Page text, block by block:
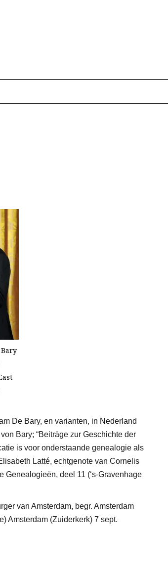
De Bary, en varianten, in Nederland
Bary; “Beiträge zur Geschichte der
is voor onderstaande genealogie als
Latté, echtgenote van Cornelis
Genealogieën, deel 11 (‘s-Gravenhage
van Amsterdam, begr. Amsterdam
Amsterdam (Zuiderkerk) 7 sept.